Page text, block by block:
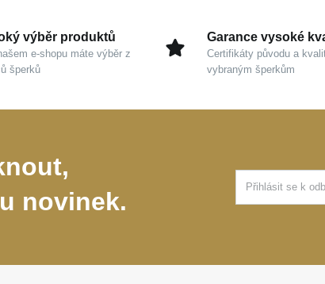
výběr produktů
e-shopu máte výběr z
šperků
Garance vysoké
Certifikáty původu a
vybraným šperkům
novinek.